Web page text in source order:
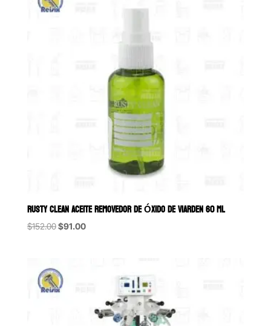
RUSTY CLEAN ACEITE REMOVEDOR DE ÓXIDO DE VIARDEN 60 ML
$152.00Original
$152.00.
$91.00Current